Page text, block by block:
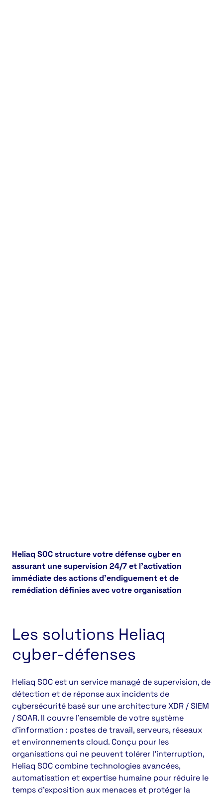
Heliaq SOC structure votre défense cyber en
assurant une supervision 24/7 et l’activation
immédiate des actions d’endiguement et de
remédiation définies avec votre organisation
Les solutions Heliaq
cyber-défenses
Heliaq SOC est un service managé de supervision, de
détection et de réponse aux incidents de
cybersécurité basé sur une architecture XDR / SIEM
/ SOAR. Il couvre l’ensemble de votre système
d’information : postes de travail, serveurs, réseaux
et environnements cloud. Conçu pour les
organisations qui ne peuvent tolérer l’interruption,
Heliaq SOC combine technologies avancées,
automatisation et expertise humaine pour réduire le
temps d’exposition aux menaces et protéger la